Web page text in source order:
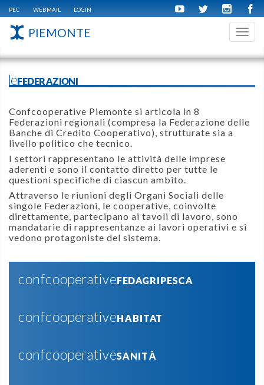
PEC WEBMAIL LOGIN
PIEMONTE
leFEDERAZIONI
Confcooperative Piemonte si articola in 8
Federazioni regionali (compresa la Federazione delle
Banche di Credito Cooperativo), strutturate sia a
livello politico che tecnico.
I settori rappresentano le attività delle imprese
aderenti e sono il contatto diretto per tutte le
questioni specifiche di ciascun ambito.
Attraverso le riunioni degli Organi Sociali delle
singole Federazioni, le cooperative, coinvolte
direttamente, partecipano ai tavoli di lavoro, sono
mandatarie di rappresentanze ai lavori operativi e si
vedono protagoniste del sistema.
confcooperativeFEDAGRIPESCA
confcooperativeHABITAT
confcooperativeSANITÀ